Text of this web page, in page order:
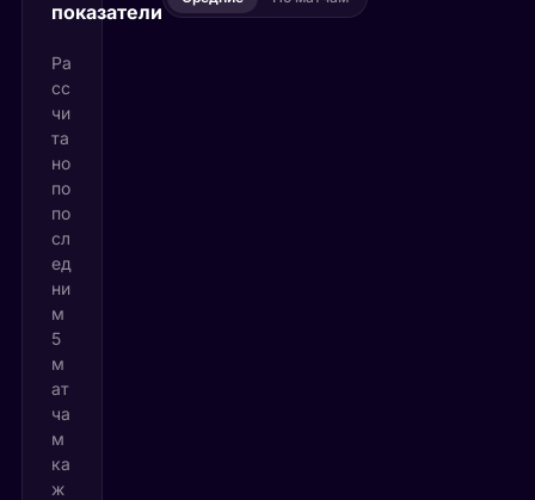
показатели
Ра
сс
чи
та
но
по
по
сл
ед
ни
м
5
м
ат
ча
м
ка
ж